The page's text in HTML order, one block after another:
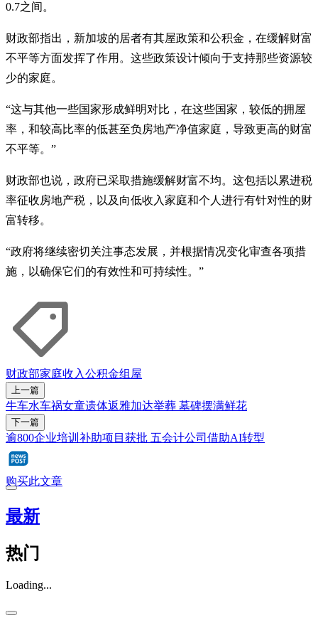
0.7之间。
财政部指出，新加坡的居者有其屋政策和公积金，在缓解财富
不平等方面发挥了作用。这些政策设计倾向于支持那些资源较
少的家庭。
“这与其他一些国家形成鲜明对比，在这些国家，较低的拥屋
率，和较高比率的低甚至负房地产净值家庭，导致更高的财富
不平等。”
财政部也说，政府已采取措施缓解财富不均。这包括以累进税
率征收房地产税，以及向低收入家庭和个人进行有针对性的财
富转移。
“政府将继续密切关注事态发展，并根据情况变化审查各项措
施，以确保它们的有效性和可持续性。”
财政部家庭收入公积金组屋
上一篇
牛车水车祸女童遗体返雅加达举葬 墓碑摆满鲜花
下一篇
逾800企业培训补助项目获批 五会计公司借助AI转型
购买此文章
最新
热门
Loading...